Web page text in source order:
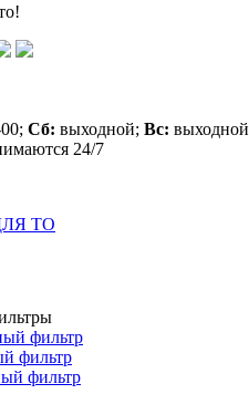
Сб: выходной; Вс: выходной
24/7
ТО
фильтр
фильтр
фильтр